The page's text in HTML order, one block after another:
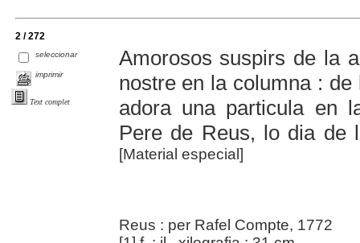
2 / 272
seleccionar
imprimir
Text complet
Amorosos suspirs de la
nostre en la columna :
adora una particula en
Pere de Reus, lo dia de
[Material especial]
Reus : per Rafel Compte, 1772